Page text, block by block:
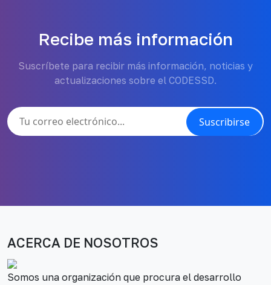
Recibe más información
Suscríbete para recibir más información, noticias y
actualizaciones sobre el CODESSD.
Suscribirse
ACERCA DE NOSOTROS
Somos una organización que procura el desarrollo